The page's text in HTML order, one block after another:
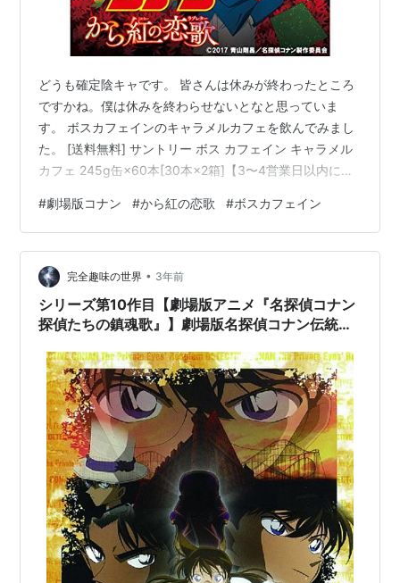
どうも確定陰キャです。 皆さんは休みが終わったところ
ですかね。僕は休みを終わらせないとなと思っていま
す。 ボスカフェインのキャラメルカフェを飲んでみまし
た。 [送料無料] サントリー ボス カフェイン キャラメル
カフェ 245g缶×60本[30本×2箱]【3〜4営業日以内に出
残り1缶しか置いてなかったのと、少し前に話題になって
いてきになっていたので買いました。 入っているカフェ
インが通常のコーヒー1缶の3倍弱程らしく、エナドリよ
りも多いらしいです。飲み終わったら心臓がドキドキで
手が震えてました。ファミレスのドリンクバーで…
#劇場版コナン #から紅の恋歌 #ボスカフェイン
完全趣味の世界 • 3年前
シリーズ第10作目【劇場版アニメ『名探偵コナン
探偵たちの鎮魂歌』】劇場版名探偵コナン伝統の